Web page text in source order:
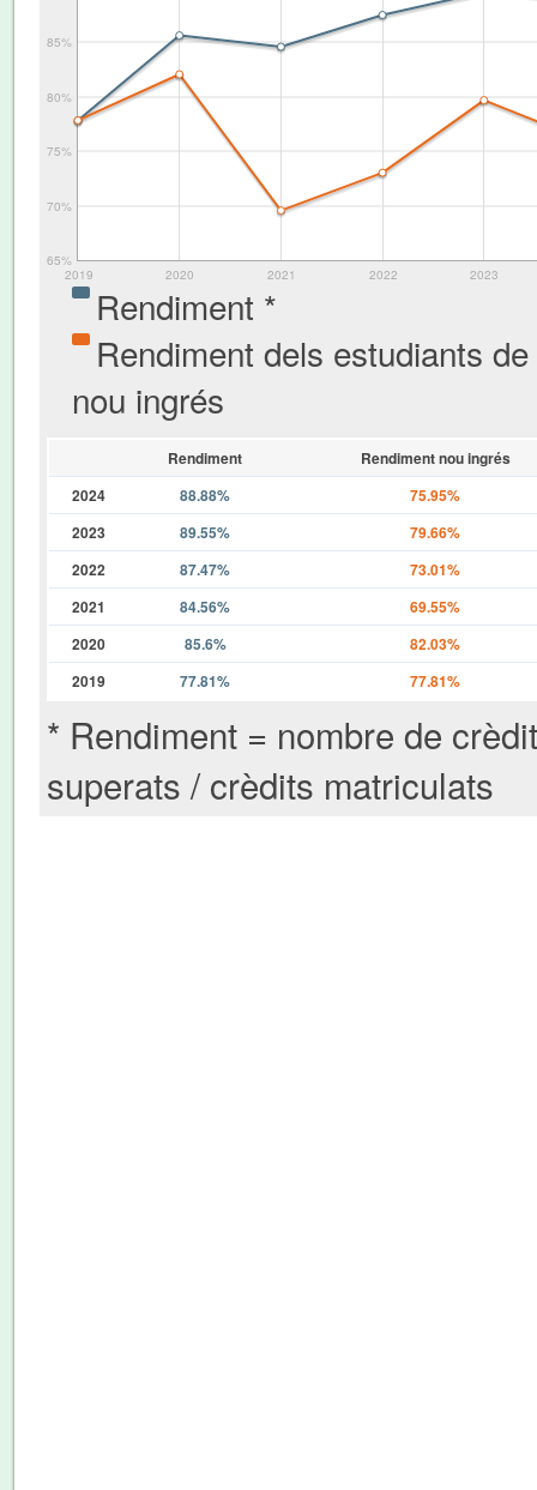
2019 2020 2021 2022 2023
65%
70%
75%
80%
85%
Rendiment *
Rendiment dels estudiants de
nou ingrés
Rendiment
Rendiment nou ingrés
2024
88.88%
75.95%
2023
89.55%
79.66%
2022
87.47%
73.01%
2021
84.56%
69.55%
2020
85.6%
82.03%
2019
77.81% 77.81%
* Rendiment = nombre de
superats / crèdits matriculats